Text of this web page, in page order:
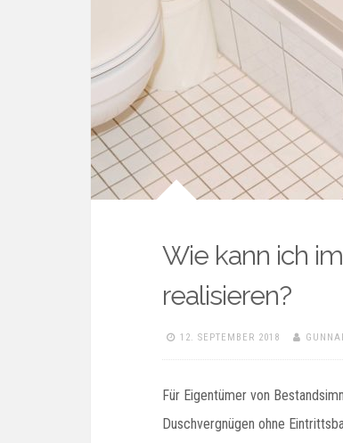
Wie kann ich
realisieren?
12. SEPTEMBER 2018
Für Eigentümer von
Duschvergnügen ohne